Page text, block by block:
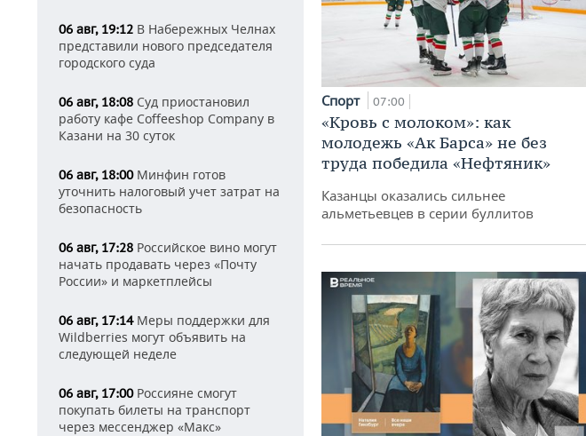
06 авг, 19:12 В Набережных Челнах
представили нового председателя
городского суда
06 авг, 18:08 Суд приостановил
работу кафе Coffeeshop Company в
Казани на 30 суток
06 авг, 18:00Минфин готов
уточнить налоговый учет затрат на
безопасность
06 авг, 17:28 Российское вино могут
начать продавать через «Почту
России» и маркетплейсы
06 авг, 17:14Меры поддержки для
Wildberries могут объявить на
следующей неделе
06 авг, 17:00Россияне смогут
покупать билеты на транспорт
через мессенджер «Макс»
Спорт 07:00
«Кровь с молоком»: как
молодежь «Ак Барса» не без
труда победила «Нефтяник»
Казанцы оказались сильнее
альметьевцев в серии буллитов